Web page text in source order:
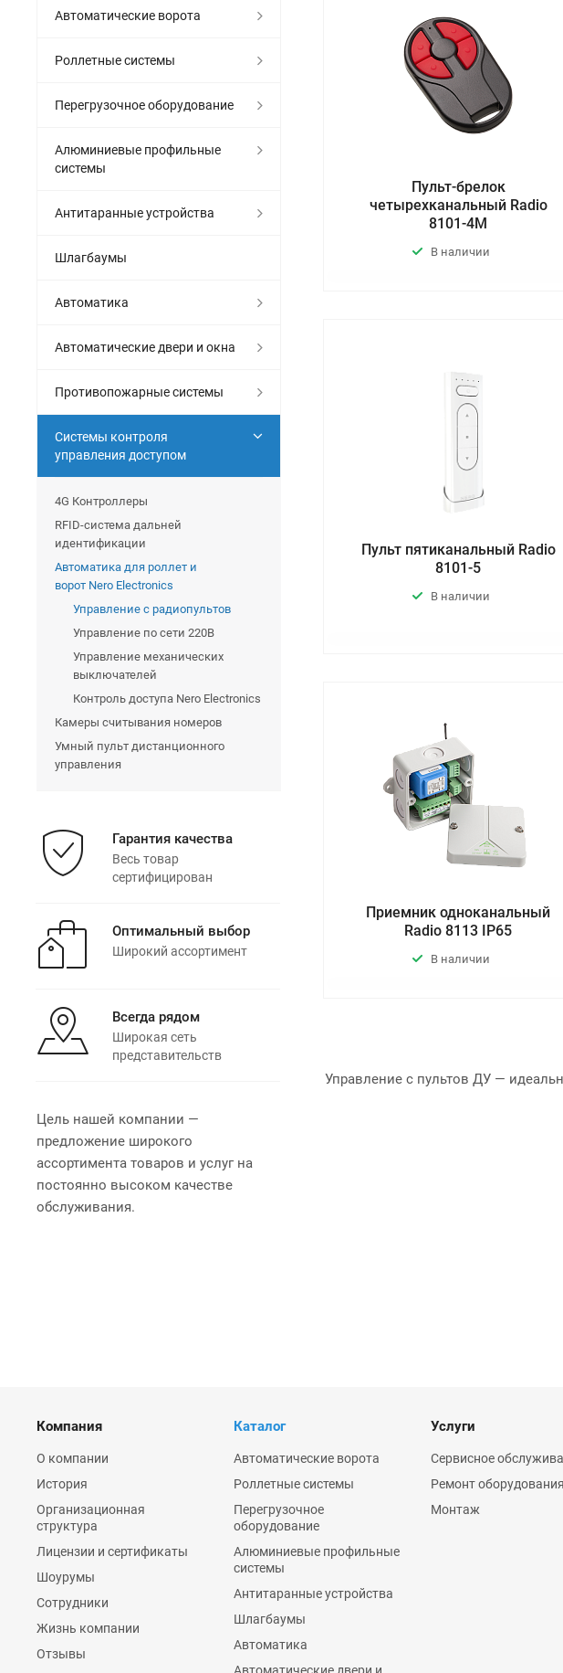
Пульт-брелок
четырехканальный Radio
8101-4М
В наличии
Пульт пятиканальный Radio
8101-5
В наличии
Приемник одноканальный
Radio 8113 IP65
В наличии
Управление с пультов ДУ —
Автоматические ворота
Роллетные системы
Перегрузочное оборудование
Алюминиевые профильные
системы
Антитаранные устройства
Шлагбаумы
Автоматика
Автоматические двери и окна
Противопожарные системы
Системы контроля
управления доступом
4G Контроллеры
RFID-система дальней
идентификации
Автоматика для роллет и
ворот Nero Electronics
Управление с радиопультов
Управление по сети 220В
Управление механических
выключателей
Контроль доступа Nero Electronics
Камеры считывания номеров
Умный пульт дистанционного
управления
Гарантия качества
Весь товар
сертифицирован
Оптимальный выбор
Широкий ассортимент
Всегда рядом
Широкая сеть
представительств
Цель нашей компании —
предложение широкого
ассортимента товаров и услуг на
постоянно высоком качестве
обслуживания.
Компания
О компании
История
Организационная
структура
Лицензии и сертификаты
Шоурумы
Сотрудники
Жизнь компании
Отзывы
Каталог
Автоматические ворота
Роллетные системы
Перегрузочное
оборудование
Алюминиевые профильные
системы
Антитаранные устройства
Шлагбаумы
Автоматика
Услуги
Сервисное
Ремонт оборудования
Монтаж